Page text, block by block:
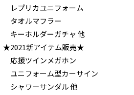
レプリカユニフォーム
タオルマフラー
キーホルダーガチャ 他
★2021新アイテム販売★
応援ツインメガホン
ユニフォーム型カーサイン
シャワーサンダル 他